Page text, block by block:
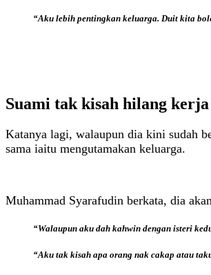
“Aku lebih pentingkan keluarga. Duit kita
Suami tak kisah hilang kerja
Katanya lagi, walaupun dia kini sudah
sama iaitu mengutamakan keluarga.
Muhammad Syarafudin berkata, dia
“Walaupun aku dah kahwin dengan isteri
“Aku tak kisah apa orang nak cakap atau